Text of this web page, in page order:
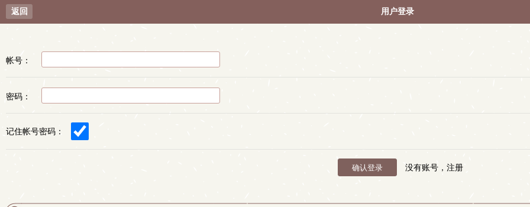
返回 用户登录
帐号：
密码：
记住帐号密码：
没有账号，注册